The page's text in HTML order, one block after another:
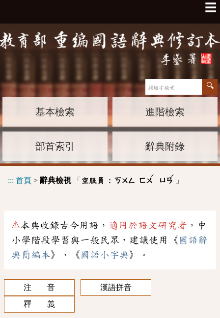
☰
基本檢索 進階檢索
部首索引 辭典附錄
::: 首頁 > 辭典檢視「 空服員 : ㄎㄨㄥ ㄈㄨ
ˊ
ㄩㄢ
ˊ
」
⚠本典收錄古今用語， 適用於語文研究者 ，中
小學階段學習與一般民眾，建議使用《 國語辭
典簡編本》、《 國語小字典》。
注 音
漢語拼音
釋 義